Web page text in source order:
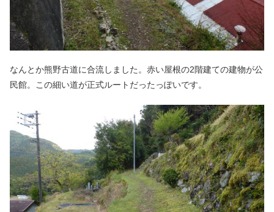
なんとか熊野古道に合流しました。赤い屋根の2階建ての建物が公
民館。この細い道が正式ルートだったっぽいです。